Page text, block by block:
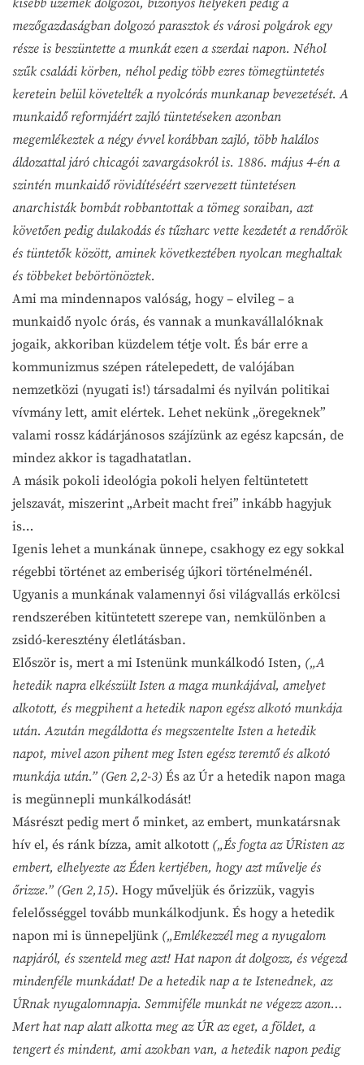
mezőgazdaságban dolgozó parasztok és városi polgárok egy
része is beszüntette a munkát ezen a szerdai napon. Néhol
szűk családi körben, néhol pedig több ezres tömegtüntetés
keretein belül követelték a nyolcórás munkanap bevezetését. A
munkaidő reformjáért zajló tüntetéseken azonban
megemlékeztek a négy évvel korábban zajló, több halálos
áldozattal járó chicagói zavargásokról is. 1886. május 4-én a
szintén munkaidő rövidítéséért szervezett tüntetésen
anarchisták bombát robbantottak a tömeg soraiban, azt
követően pedig dulakodás és tűzharc vette kezdetét a rendőrök
és tüntetők között, aminek következtében nyolcan meghaltak
és többeket bebörtönöztek.
Ami ma mindennapos valóság, hogy – elvileg – a
munkaidő nyolc órás, és vannak a munkavállalóknak
jogaik, akkoriban küzdelem tétje volt. És bár erre a
kommunizmus szépen rátelepedett, de valójában
nemzetközi (nyugati is!) társadalmi és nyilván politikai
vívmány lett, amit elértek. Lehet nekünk „öregeknek”
valami rossz kádárjánosos szájízünk az egész kapcsán, de
mindez akkor is tagadhatatlan.
A másik pokoli ideológia pokoli helyen feltüntetett
jelszavát, miszerint „Arbeit macht frei” inkább hagyjuk
is…
Igenis lehet a munkának ünnepe, csakhogy ez egy sokkal
régebbi történet az emberiség újkori történelménél.
Ugyanis a munkának valamennyi ősi világvallás erkölcsi
rendszerében kitüntetett szerepe van, nemkülönben a
zsidó-keresztény életlátásban.
Először is, mert a mi Istenünk munkálkodó Isten, („A
hetedik napra elkészült Isten a maga munkájával, amelyet
alkotott, és megpihent a hetedik napon egész alkotó munkája
után. Azután megáldotta és megszentelte Isten a hetedik
napot, mivel azon pihent meg Isten egész teremtő és alkotó
munkája után.” (Gen 2,2-3) És az Úr a hetedik napon maga
is megünnepli munkálkodását!
Másrészt pedig mert ő minket, az embert, munkatársnak
hív el, és ránk bízza, amit alkotott („És fogta az ÚRisten az
embert, elhelyezte az Éden kertjében, hogy azt művelje és
őrizze.” (Gen 2,15). Hogy műveljük és őrizzük, vagyis
felelősséggel tovább munkálkodjunk. És hogy a hetedik
napon mi is ünnepeljünk („Emlékezzél meg a nyugalom
napjáról, és szenteld meg azt! Hat napon át dolgozz, és végezd
mindenféle munkádat! De a hetedik nap a te Istenednek, az
ÚRnak nyugalomnapja. Semmiféle munkát ne végezz azon…
Mert hat nap alatt alkotta meg az ÚR az eget, a földet, a
tengert és mindent, ami azokban van, a hetedik napon pedig